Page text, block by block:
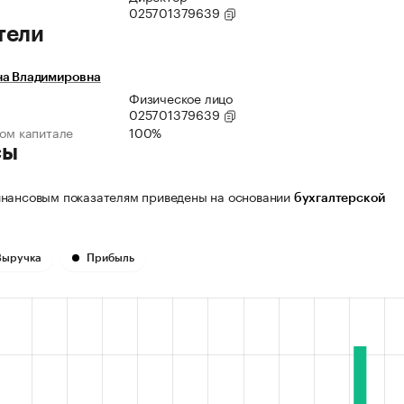
025701379639
Владимировна
Физическое лицо
025701379639
капитале
100%
показателям приведены на основании бухгалтерской
Прибыль